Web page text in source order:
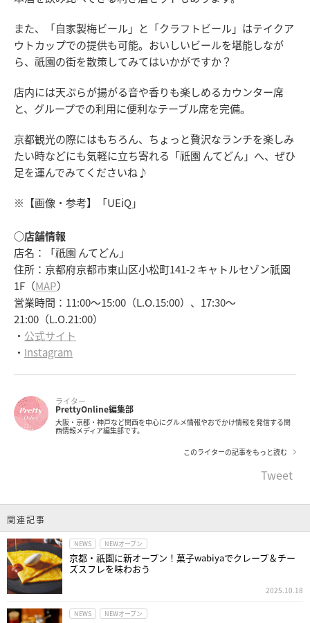
また、「自家製梅ビール」と「クラフトビール」はテイクア
ウトカップでの提供も可能。おいしいビールを堪能しなが
ら、祇園の街を散策してみてはいかがですか？
店内には天ぷらが揚がる音や香りも楽しめるカウンター席
と、グループでの利用に便利なテーブル席を完備。
京都観光の際にはもちろん、ちょっと贅沢なランチを楽しみ
たい時などにも気軽に立ち寄れる「祇園 んてどん」へ、ぜひ
足を運んでみてくださいね♪
※【画像・参考】「UEiQ」
○店舗情報
店名：「祇園 んてどん」
住所：京都府京都市東山区小松町141-2 キャトルセゾン祇園
1F（MAP）
営業時間：11:00～15:00（L.O.15:00）、17:30～
21:00（L.O.21:00）
・ 公式サイト
・ Instagram
ライター
PrettyOnline編集部
大阪・京都・神戸など関西を中心にグルメ情報やおでかけ情報を発信する関
西情報メディア編集部です。
このライターの記事をもっと読む
Tweet
関連記事
NEWS NEWオープン
京都・祇園に新オープン！菓子wabiyaでクレープ＆チー
ズスフレを味わおう
2025.10.18
NEWS NEWオープン